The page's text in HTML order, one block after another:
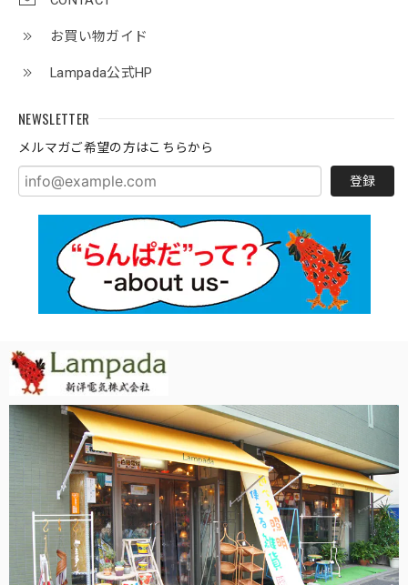
お買い物ガイド
Lampada公式HP
NEWSLETTER
メルマガご希望の方はこちらから
登録